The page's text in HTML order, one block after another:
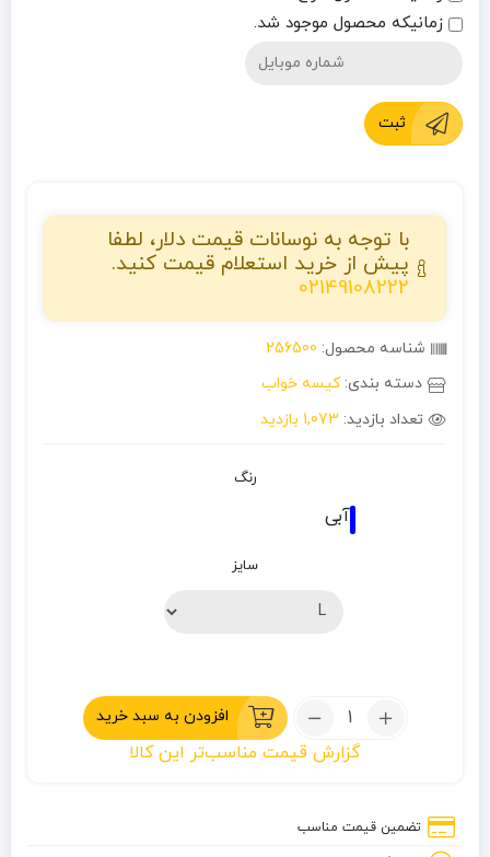
زمانیکه محصول موجود شد.
ثبت
با توجه به نوسانات قیمت دلار، لطفا
پیش از خرید استعلام قیمت کنید.
02149108222
شناسه محصول: 256500
دسته بندی:کیسه خواب
تعداد بازدید: 1,073 بازدید
رنگ
آبی
سایز
تعداد:
خواب
مدل
افزودن به سبد خرید
گزارش قیمت مناسب‌تر این کالا
تضمین قیمت مناسب